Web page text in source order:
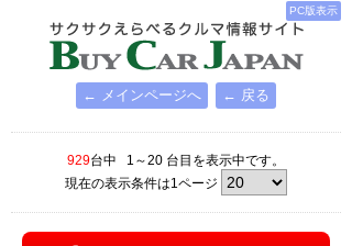
PC版表示
← メインページへ ← 戻る
929台中 1～20 台目を表示中です。
現在の表示条件は1ページ